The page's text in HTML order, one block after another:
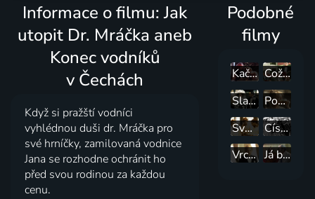
Informace o filmu: Jak
utopit Dr. Mráčka aneb
Konec vodníků
v Čechách
Když si pražští vodníci
vyhlédnou duši dr. Mráčka pro
své hrníčky, zamilovaná vodnice
Jana se rozhodne ochránit ho
před svou rodinou za každou
cenu.
Podobné
filmy
Kačenka a zase ta strašidla
Což takhle dát si špenát
Slaměný klobouk
Postřižiny
Světáci
Císařův pekař - Pekařův císař
Vrchní, prchni
Já bych se tak ráda vdávala